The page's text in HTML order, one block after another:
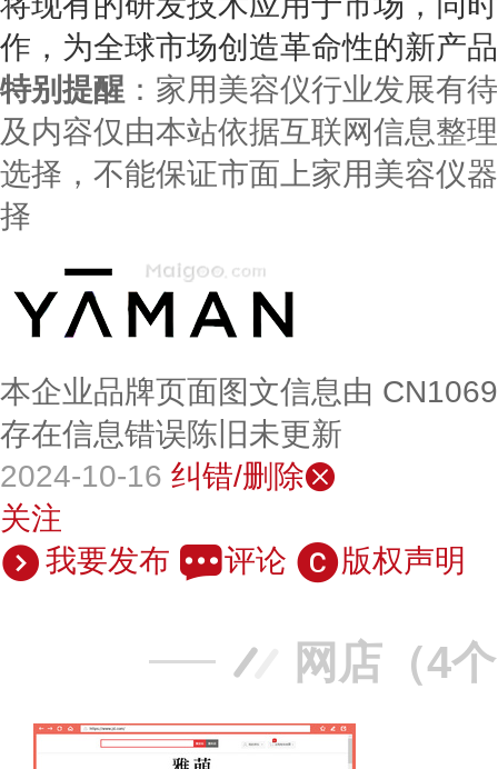
作，为全球市场创造革命性的新产
特别提醒 ：家用美容仪行业发展有
及内容仅由本站依据互联网信息整
选择，不能保证市面上家用美容仪
择
本企业品牌页面图文信息由
存在信息错误陈旧未更新
2024-10-16 纠错/删除
关注
我要发布
评论 版权声明
网店（4